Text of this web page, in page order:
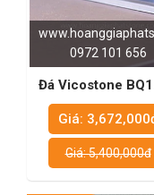
0972 101 656
Đá Vicostone
Giải Pháp Tạo
Không Gian Bếp
Trọng
Giá:
Giá: 5,400,000đ